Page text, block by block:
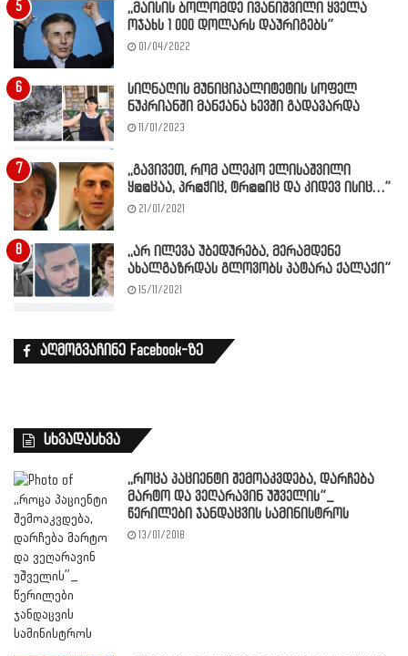
,,მაისის ბოლომდე ივანიშვილი ყველა
ოჯახს 1 000 დოლარს დაურიგებს”
01/04/2022
სიღნაღის მუნიციპალიტეტის სოფელ
ნუკრიანში მანქანა ხევში გადავარდა
11/01/2023
,,გავივეთ, რომ ალეკო ელისაშვილი
ყ@@ცაა, პრ@ჭიც, ტრ@@იც და კიდევ ისიც…”
21/01/2021
,,არ ილევა უბედურება, მერამდენე
ახალგაზრდას გლოვობს პატარა ქალაქი”
15/11/2021
აღმოგვაჩინე Facebook-ზე
სხვადასხვა
,,როცა პაციენტი შემოაკვდება, დარჩება
მარტო და ვეღარავინ უშველის”_
წერილები ჯანდაცვის სამინისტროს
13/01/2018